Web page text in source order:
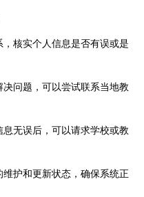
核实个人信息是否有误或是
问题，可以尝试联系当地教
无误后，可以请求学校或教
护和更新状态，确保系统正